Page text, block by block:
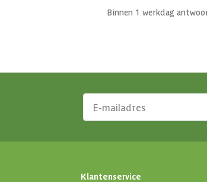
Binnen 1 werkdag
Klantenservice